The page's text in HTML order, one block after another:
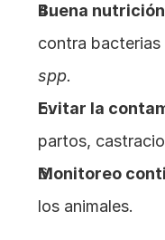
Buena
contra
spp.
Evitar la
partos,
Monitoreo
los animales.